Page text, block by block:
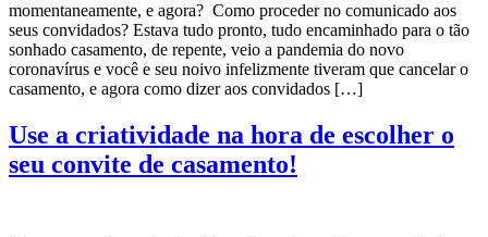
momentaneamente, e agora? Como proceder no comunicado aos
seus convidados? Estava tudo pronto, tudo encaminhado para o tão
sonhado casamento, de repente, veio a pandemia do novo
coronavírus e você e seu noivo infelizmente tiveram que cancelar o
casamento, e agora como dizer aos convidados […]
Use a criatividade na hora de escolher o
seu convite de casamento!